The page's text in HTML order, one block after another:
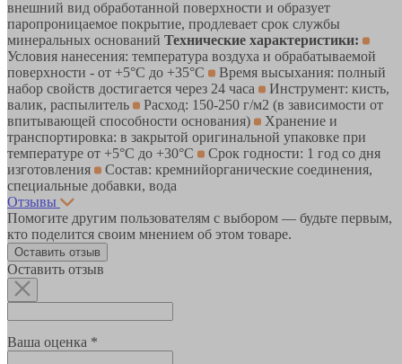
внешний вид обработанной поверхности и образует
паропроницаемое покрытие, продлевает срок службы
минеральных оснований Технические характеристики:
Условия нанесения: температура воздуха и обрабатываемой
поверхности - от +5°С до +35°С
Время высыхания: полный
набор свойств достигается через 24 часа
Инструмент: кисть,
валик, распылитель
Расход: 150-250 г/м2 (в зависимости от
впитывающей способности основания)
Хранение и
транспортировка: в закрытой оригинальной упаковке при
температуре от +5°С до +30°С
Срок годности: 1 год со дня
изготовления
Состав: кремнийорганические соединения,
специальные добавки, вода
Отзывы
Помогите другим пользователям с выбором — будьте первым,
кто поделится своим мнением об этом товаре.
Оставить отзыв
Оставить отзыв
Ваша оценка *